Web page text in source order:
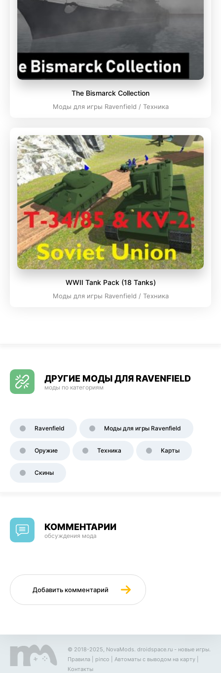
The Bismarck Collection
Моды для игры Ravenfield / Техника
WWII Tank Pack (18 Tanks)
Моды для игры Ravenfield / Техника
ДРУГИЕ МОДЫ ДЛЯ RAVENFIELD
моды по категориям
Ravenfield Моды для игры Ravenfield
Оружие Техника Карты
Скины
КОММЕНТАРИИ
обсуждения мода
Добавить комментарий
© 2018-2025, NovaMods. droidspace.ru - новые игры.
Правила
pinco Автоматы с выводом на карту
Контакты